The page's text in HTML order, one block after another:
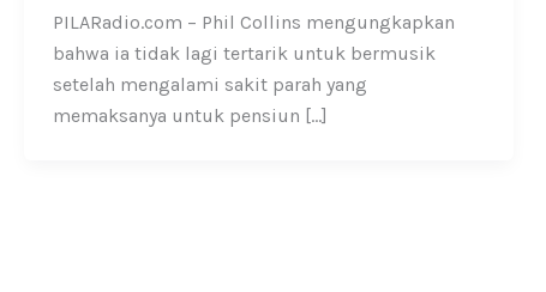
PILARadio.com – Phil Collins mengungkapkan
bahwa ia tidak lagi tertarik untuk bermusik
setelah mengalami sakit parah yang
memaksanya untuk pensiun […]